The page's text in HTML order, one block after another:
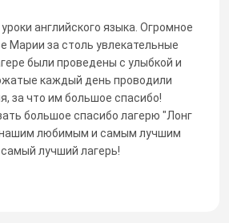
английского языка. Огромное
Марии за столь увлекательные
были проведены с улыбкой и
каждый день проводили
за что им большое спасибо!
большое спасибо лагерю "Лонг
нашим любимым и самым лучшим
лучший лагерь!